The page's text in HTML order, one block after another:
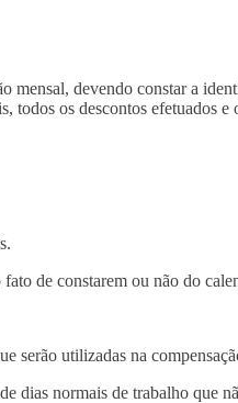
mensal, devendo constar a
todos os descontos efetuados
de constarem ou não do
serão utilizadas na
dias normais de trabalho que